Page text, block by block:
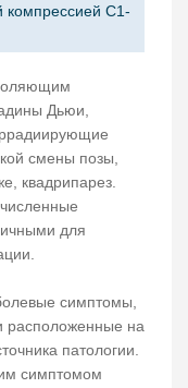
компрессией С1-
Дьюи,
смены позы,
квадрипарез.
для
симптомы,
расположенные на
патологии.
симптомом